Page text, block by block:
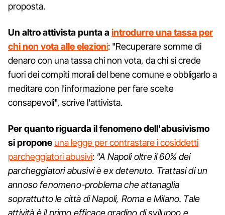
proposta.
Un altro attivista punta aintrodurre una tassa per
chi non vota alle elezioni: "Recuperare somme di
denaro con una tassa chi non vota, da chi si crede
fuori dei compiti morali del bene comune e obbligarlo a
meditare con l'informazione per fare scelte
consapevoli", scrive l'attivista.
Per quanto riguarda il fenomeno dell'abusivismo
si propone una legge per contrastare i cosiddetti
parcheggiatori abusivi: "A Napoli oltre il 60% dei
parcheggiatori abusivi è ex detenuto. Trattasi di un
annoso fenomeno-problema che attanaglia
soprattutto le città di Napoli, Roma e Milano. Tale
attività è il primo efficace gradino di sviluppo e